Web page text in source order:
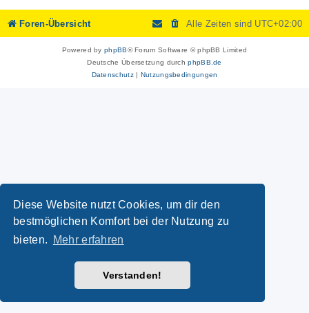
Diese Website nutzt Cookies, um dir den
bestmöglichen Komfort bei der Nutzung zu
bieten.
Mehr erfahren
Verstanden!
Foren-Übersicht Alle Zeiten sind UTC+02:00
Powered byphpBB® Forum Software © phpBB Limited
Deutsche Übersetzung durchphpBB.de
Datenschutz| Nutzungsbedingungen